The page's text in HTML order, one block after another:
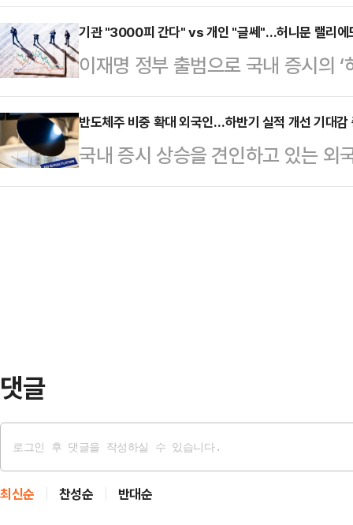
(-10.42%…
달 동안 가장 많은 자금을 유입한
원)’로 집계됐다. 해당 상품은 올
자산 8531억원을 기록했다.다음
원…
(ETF) 시장에서는 차별화된 방산
부시다. 올해 ETF 수익률 상위권을
낼 것으로 전망된다. 12일 한국거
가장 높은 수익률을 기록한 ETF는
다. 이어 ‘TIGER K방산&우주(2위
·110.50%)’가 뒤를 이었다.연초
기관 "3000피 간다" vs 개인 "글쎄"…허니문 랠리에
이재명 정부 출범으로 국내 증시의
별 전략이 엇갈리고 있다. 기관은
버리지(정방향 2배) 상품을 사들이
대응하고자 인버스(역방향) 상품에
따르면 지난 9일 기준 기관 투자자
반도체주 비중 확대 외국인…하반기 실적 개선 기대감
국내 증시 상승을 견인하고 있는 외
새 정부 정책 기대감과 원화 강세가
댓글
최신순 찬성순 반대순